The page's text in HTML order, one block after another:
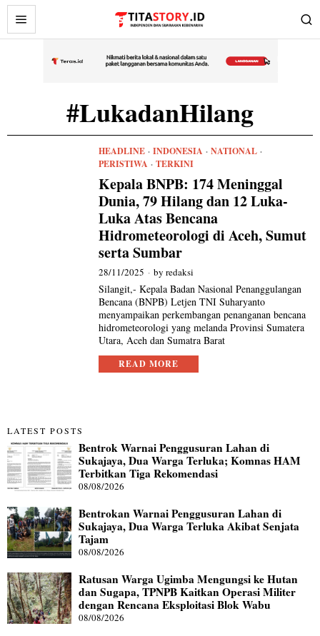
#LukadanHilang
HEADLINE · INDONESIA · NATIONAL ·
PERISTIWA · TERKINI
Kepala BNPB: 174 Meninggal
Dunia, 79 Hilang dan 12 Luka-
Luka Atas Bencana
Hidrometeorologi di Aceh, Sumut
serta Sumbar
28/11/2025 byredaksi
Silangit,- Kepala Badan Nasional Penanggulangan
Bencana (BNPB) Letjen TNI Suharyanto
menyampaikan perkembangan penanganan bencana
hidrometeorologi yang melanda Provinsi Sumatera
Utara, Aceh dan Sumatra Barat
READ MORE
LATEST POSTS
Bentrok Warnai Penggusuran Lahan di
Sukajaya, Dua Warga Terluka; Komnas HAM
Terbitkan Tiga Rekomendasi
08/08/2026
Bentrokan Warnai Penggusuran Lahan di
Sukajaya, Dua Warga Terluka Akibat Senjata
Tajam
08/08/2026
Ratusan Warga Ugimba Mengungsi ke Hutan
dan Sugapa, TPNPB Kaitkan Operasi Militer
dengan Rencana Eksploitasi Blok Wabu
08/08/2026